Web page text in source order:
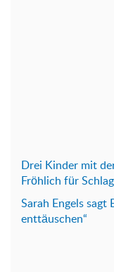
Drei Kinder mit
Fröhlich für
Sarah Engels sagt
enttäuschen“